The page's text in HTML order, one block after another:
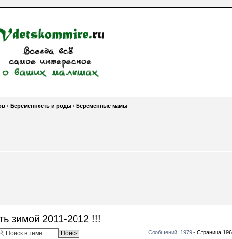
‹ Беременность и роды ‹ Беременные мамы
зимой 2011-2012 !!!
Сообщений: 1979 • Страница 196